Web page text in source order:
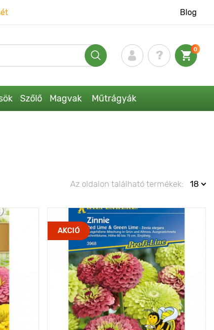
Blog
0
Szőlő Magvak Műtrágyák
Az oldalon található termékek: 18
rügyek
30 cm
AKCIÓ
Jellemzők
feltűnően szépnek
tűnik a zöld virágok
miatt
Kifejlett kori
magasság
60 - 80 cm
Ültetési távolság 25 х 20 cm
Fényigény nap